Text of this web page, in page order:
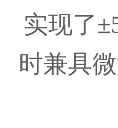
实现了
时兼具